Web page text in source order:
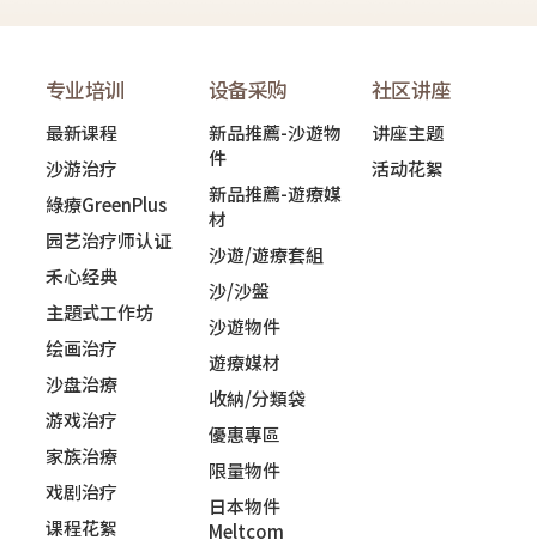
专业培训
最新课程
沙游治疗
綠療GreenPlus
园艺治疗师认证
禾心经典
主題式工作坊
绘画治疗
沙盘治療
游戏治疗
家族治療
戏剧治疗
课程花絮
设备采购
新品推薦-沙遊物
件
新品推薦-遊療媒
材
沙遊/遊療套組
沙/沙盤
沙遊物件
遊療媒材
收納/分類袋
優惠專區
限量物件
日本物件
Meltcom
社区讲座
讲座主题
活动花絮